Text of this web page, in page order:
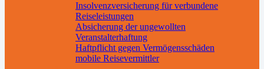
Insolvenzversicherung für verbundene
Reiseleistungen
Absicherung der ungewollten
Veranstalterhaftung
Haftpflicht gegen Vermögensschäden
mobile Reisevermittler